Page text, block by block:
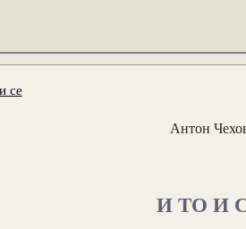
се
Антон
И ТО И